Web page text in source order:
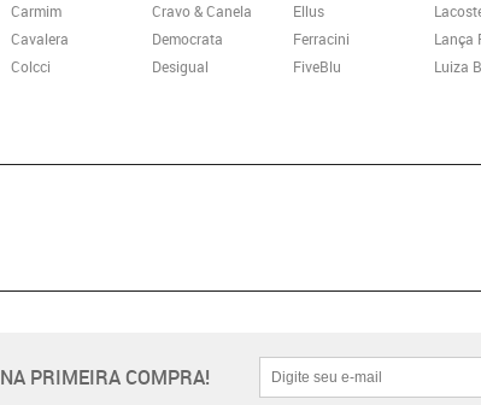
Carmim
Cavalera
Colcci
Cravo & Canela
Democrata
Desigual
Ellus
Ferracini
FiveBlu
Lança
Luiza
NA PRIMEIRA COMPRA!